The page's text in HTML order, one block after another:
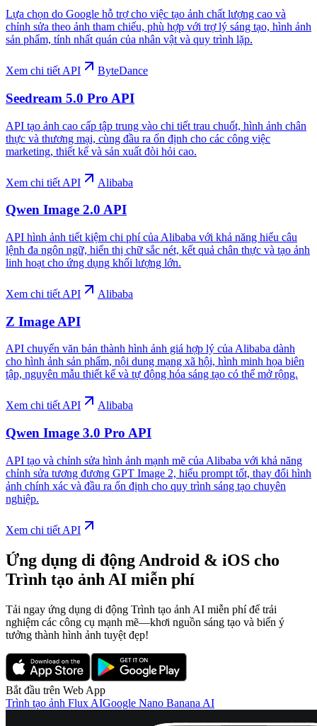
Lựa chọn do Google hỗ trợ cho việc tạo ảnh chất lượng cao và
chỉnh sửa theo ảnh tham chiếu, phù hợp với trợ lý sáng tạo, hình ảnh
sản phẩm, tính nhất quán của nhân vật và quy trình lặp.
Xem chi tiết API ByteDance
Seedream 5.0 Pro API
API tạo ảnh cao cấp tập trung vào chi tiết trau chuốt, hình ảnh chân
thực và thương mại, cùng đầu ra ổn định cho các công việc
marketing, thiết kế và sản xuất đòi hỏi cao.
Xem chi tiết API Alibaba
Qwen Image 2.0 API
API hình ảnh tiết kiệm chi phí của Alibaba với khả năng hiểu câu
lệnh đa ngôn ngữ, hiển thị chữ sắc nét, kết quả chân thực và tạo ảnh
linh hoạt cho ứng dụng khối lượng lớn.
Xem chi tiết API Alibaba
Z Image API
API chuyển văn bản thành hình ảnh giá hợp lý của Alibaba dành
cho hình ảnh sản phẩm, nội dung mạng xã hội, hình minh họa biên
tập, nguyên mẫu thiết kế và tự động hóa sáng tạo có thể mở rộng.
Xem chi tiết API Alibaba
Qwen Image 3.0 Pro API
API tạo và chỉnh sửa hình ảnh mạnh mẽ của Alibaba với khả năng
chỉnh sửa tương đương GPT Image 2, hiểu prompt tốt, thay đổi hình
ảnh chính xác và đầu ra ổn định cho quy trình sáng tạo chuyên
nghiệp.
Xem chi tiết API
Ứng dụng di động Android & iOS cho
Trình tạo ảnh AI miễn phí
Tải ngay ứng dụng di động Trình tạo ảnh AI miễn phí để trải
nghiệm các công cụ mạnh mẽ—khơi nguồn sáng tạo và biến ý
tưởng thành hình ảnh tuyệt đẹp!
Bắt đầu trên Web App
Trình tạo ảnh Flux AIGoogle Nano Banana AI